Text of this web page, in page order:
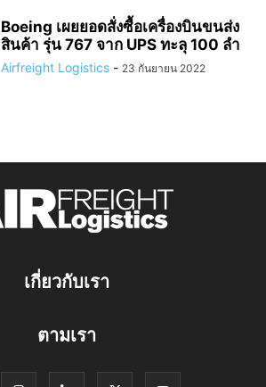
Boeing เผยยอดสั่งซื้อเครื่องบินขนส่ง
สินค้า รุ่น 767 จาก UPS ทะลุ 100 ลำ
Airfreight Logistics - 23 กันยายน 2022
เกี่ยวกับเรา
ตามเรา